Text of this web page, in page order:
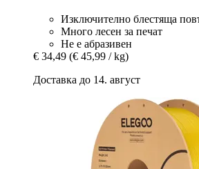
Изключително блестяща
Много лесен за печат
Не е абразивен
€ 34,49 (€ 45,99 / kg)
Доставка до 14. август